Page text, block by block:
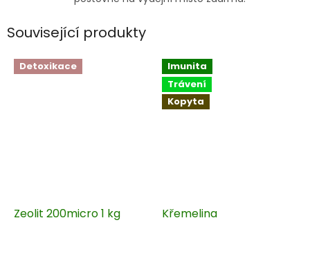
Související produkty
Detoxikace
Zeolit 200micro 1 kg
Imunita
Trávení
Kopyta
Křemelina